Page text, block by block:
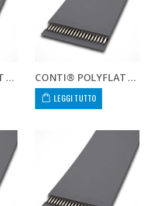
CONTI® POLYFLAT FLA F 100 HF CONTI® POLYFLAT FLA F 100 HP
LEGGI TUTTO